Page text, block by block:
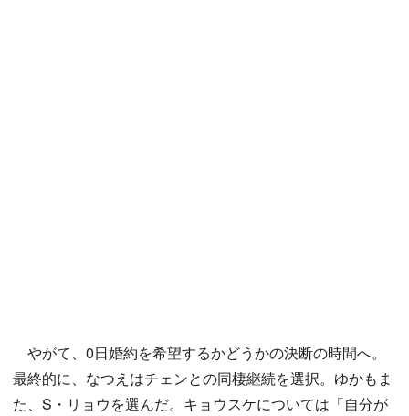
やがて、0日婚約を希望するかどうかの決断の時間へ。
最終的に、なつえはチェンとの同棲継続を選択。ゆかもま
た、S・リョウを選んだ。キョウスケについては「自分が